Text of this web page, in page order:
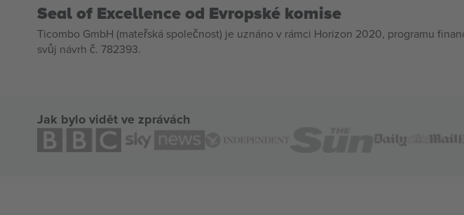
Seal of Excellence od Evropské komise
Ticombo GmbH (mateřská společnost) je uznáno v rámci Horizon 2020, programu
svůj návrh č. 782393.
Jak bylo vidět ve zprávách